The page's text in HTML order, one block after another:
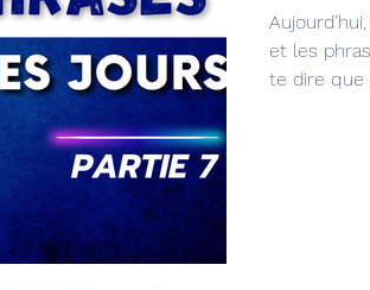
et les
te dire que